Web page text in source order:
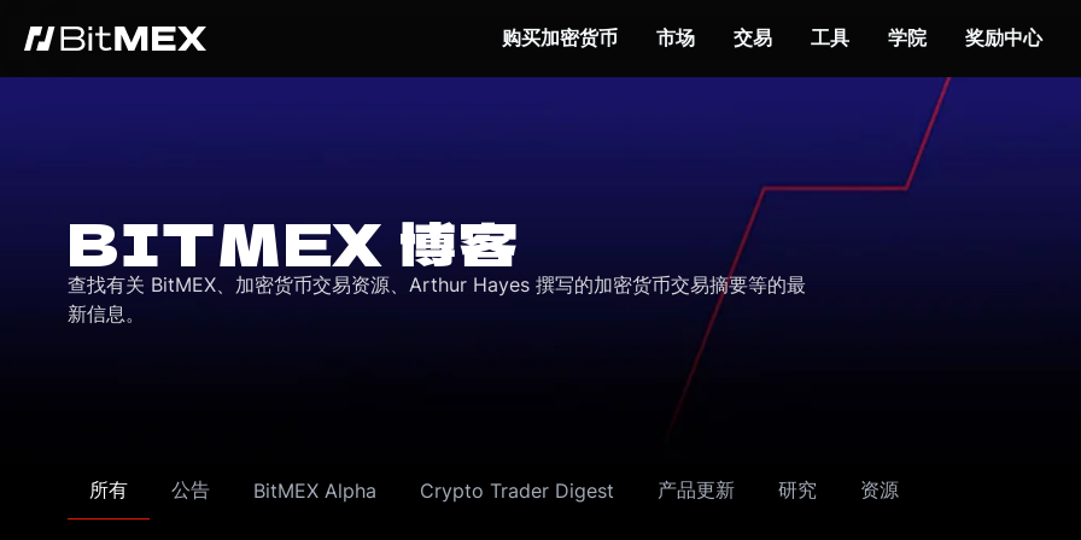
购买加密货币 市场 交易 工具 学院 奖励中心
BITMEX 博客
查找有关 BitMEX、加密货币交易资源、Arthur Hayes 撰写的加密货币交易摘要等的最
新信息。
所有 公告 BitMEX Alpha Crypto Trader Digest 产品更新 研究 资源